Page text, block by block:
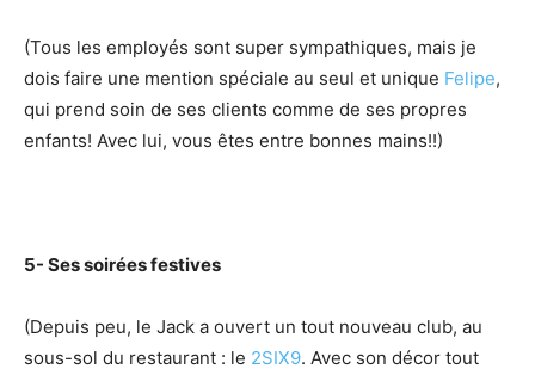
(Tous les employés sont super sympathiques, mais je
dois faire une mention spéciale au seul et unique Felipe,
qui prend soin de ses clients comme de ses propres
enfants! Avec lui, vous êtes entre bonnes mains!!)
5- Ses soirées festives
(Depuis peu, le Jack a ouvert un tout nouveau club, au
sous-sol du restaurant : le 2SIX9. Avec son décor tout